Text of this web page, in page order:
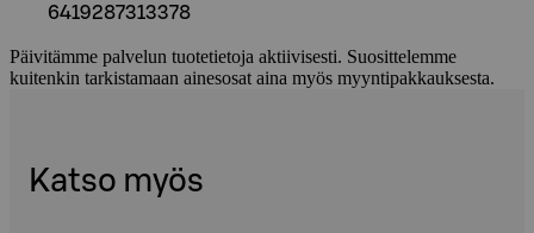
6419287313378
Päivitämme palvelun tuotetietoja aktiivisesti. Suosittelemme
kuitenkin tarkistamaan ainesosat aina myös myyntipakkauksesta.
Katso myös